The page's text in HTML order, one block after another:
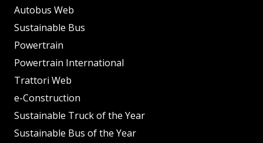
Autobus Web
Sustainable Bus
Powertrain
Powertrain International
Trattori Web
e-Construction
Sustainable Truck of the Year
Sustainable Bus of the Year